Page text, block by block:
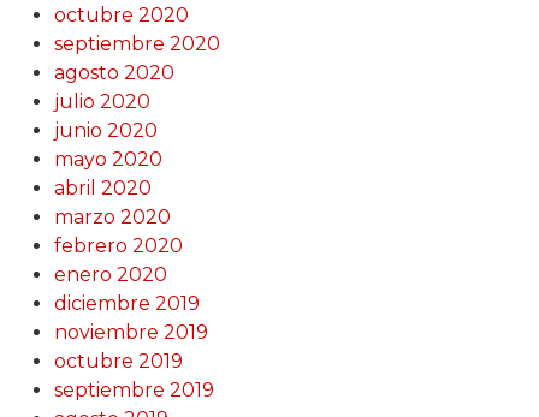
octubre 2020
septiembre 2020
agosto 2020
julio 2020
junio 2020
mayo 2020
abril 2020
marzo 2020
febrero 2020
enero 2020
diciembre 2019
noviembre 2019
octubre 2019
septiembre 2019